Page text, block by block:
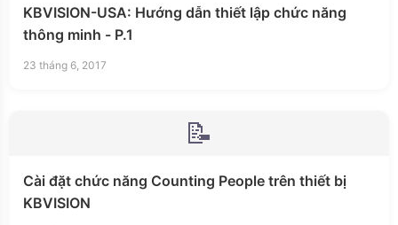
KBVISION-USA: Hướng dẫn thiết lập chức năng
thông minh - P.1
23 tháng 6, 2017
📝
Cài đặt chức năng Counting People trên thiết bị
KBVISION